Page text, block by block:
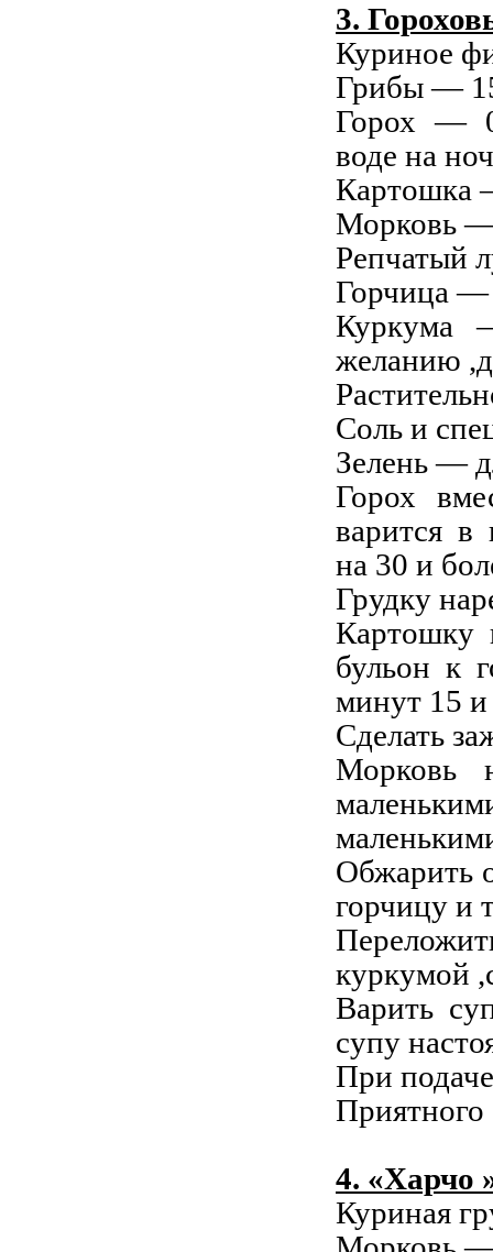
3.
Куриное
Грибы —
Горох —
воде на
Картошка
Морковь
Репчатый
Горчица —
Куркума
желанию
Соль и
Зелень —
Горох
варится
на 30 и
Грудку
Картошку
бульон к
минут 15 и
Сделать
Морковь
Обжарить
горчицу и
куркумой
Варить
супу
При
Приятного
4. «Харчо
Куриная